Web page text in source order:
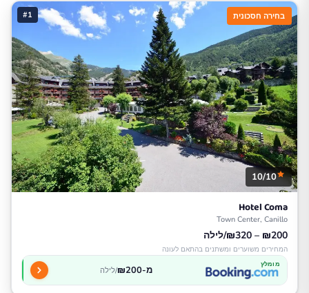
#1 בחירה חסכונית
10/10
Hotel Coma
Town Center, Canillo
₪200 – ₪320/לילה
המחירים משוערים ומשתנים בהתאם לעונה
מומלץ מ-₪200 /לילה